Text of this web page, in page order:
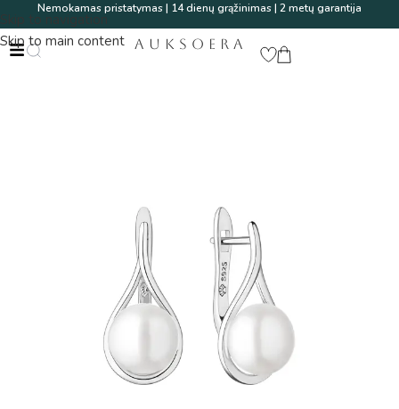
Skip to navigation
Skip to main content
Nemokamas pristatymas | 14 dienų grąžinimas | 2 metų garantija
AUKSOERA